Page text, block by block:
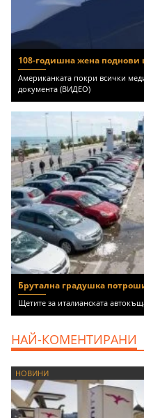
108-годишна жена поднови
Американката покри всички
документа (ВИДЕО)
Брутална градушка
Щетите за италианската
НАЙ-КОМЕНТИРАНИ
НОВИНИ